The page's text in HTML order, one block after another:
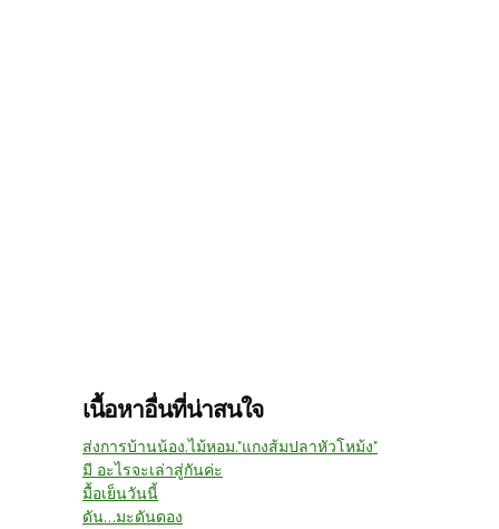
เนื้อหาอื่นที่น่าสนใจ
ส่งการบ้านน้อง.ไม้หอม."แกงส้มปลาหัวโหม้ง"
มี อะไรจะเล่าสู่กันค่ะ
มื้อเย็นวันนี้
ดัน...มะดันดอง